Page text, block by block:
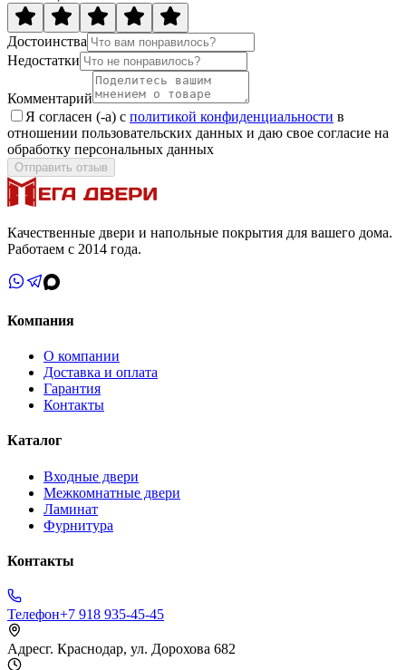
Достоинства
Недостатки
Комментарий
Я согласен (-а) с политикой конфиденциальности в
отношении пользовательских данных и даю свое согласие на
обработку персональных данных
Отправить отзыв
Качественные двери и напольные покрытия для вашего дома.
Работаем с 2014 года.
Компания
О компании
Доставка и оплата
Гарантия
Контакты
Каталог
Входные двери
Межкомнатные двери
Ламинат
Фурнитура
Контакты
Телефон+7 918 935-45-45
Адресг. Краснодар, ул. Дорохова 682